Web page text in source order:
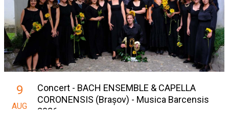
9
AUG
Concert - BACH ENSEMBLE & CAPELLA
CORONENSIS (Brașov) - Musica Barcensis
2026